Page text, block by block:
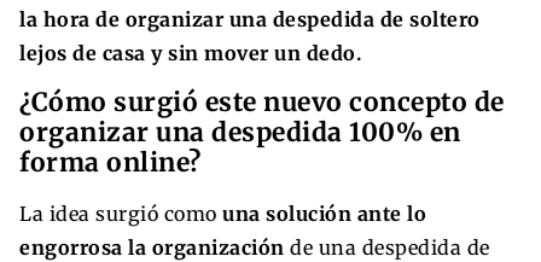
la hora de organizar una despedida de soltero
lejos de casa y sin mover un dedo.
¿Cómo surgió este nuevo concepto de
organizar una despedida 100% en
forma online?
La idea surgió como una solución ante lo
engorrosa la organización de una despedida de